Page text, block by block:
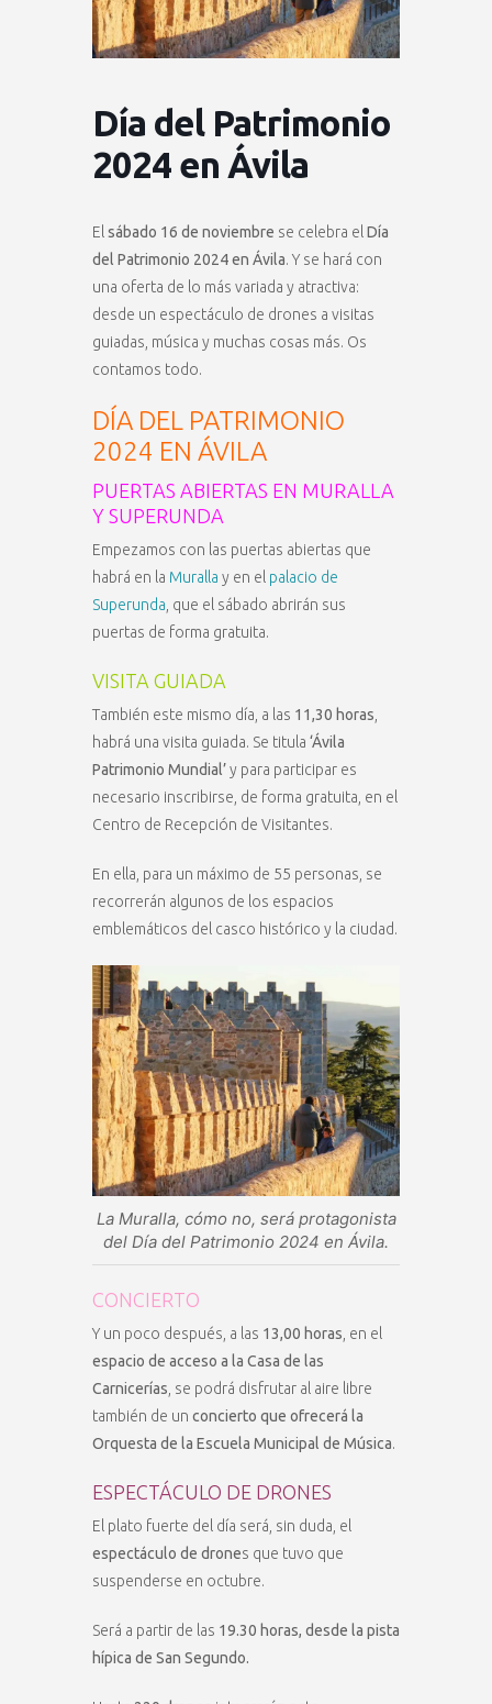
Día del Patrimonio
2024 en Ávila
El sábado 16 de noviembre se celebra el Día
del Patrimonio 2024 en Ávila. Y se hará con
una oferta de lo más variada y atractiva:
desde un espectáculo de drones a visitas
guiadas, música y muchas cosas más. Os
contamos todo.
DÍA DEL PATRIMONIO
2024 EN ÁVILA
PUERTAS ABIERTAS EN MURALLA
Y SUPERUNDA
Empezamos con las puertas abiertas que
habrá en la Muralla y en el palacio de
Superunda , que el sábado abrirán sus
puertas de forma gratuita.
VISITA GUIADA
También este mismo día, a las 11,30 horas
habrá una visita guiada. Se titula ‘Ávila
Patrimonio Mundial’y para participar es
necesario inscribirse, de forma gratuita, en el
Centro de Recepción de Visitantes.
En ella, para un máximo de 55 personas, se
recorrerán algunos de los espacios
emblemáticos del casco histórico y la ciudad.
La Muralla, cómo no, será protagonista
del Día del Patrimonio 2024 en Ávila.
CONCIERTO
Y un poco después, a las 13,00 horas , en el
espacio de acceso a la Casa de las
Carnicerías , se podrá disfrutar al aire libre
también de un concierto que ofrecerá la
Orquesta de la Escuela Municipal de Música.
ESPECTÁCULO DE DRONES
El plato fuerte del día será, sin duda, el
espectáculo de drones que tuvo que
suspenderse en octubre.
Será a partir de las 19.30 horas, desde la pista
hípica de San Segundo.